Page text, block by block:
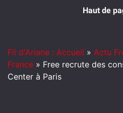
Haut de
Fil d'Ariane : Accueil » Actu
France » Free recrute des
Center à Paris